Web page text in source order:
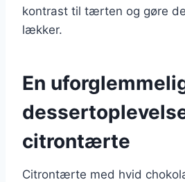
kontrast til tærten og gøre
lækker.
En
citrontærte
Citrontærte med hvid